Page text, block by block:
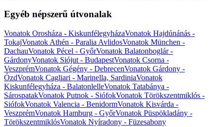
Egyéb népszerű útvonalak
Vonatok Orosháza - KiskunfélegyházaVonatok Hajdúnánás -
TokajVonatok Athén - Paralia AvlidosVonatok München -
DachauVonatok Pécel - GyőrVonatok Balatonboglár -
GárdonyVonatok Siójut - BudapestVonatok Csorna -
VeszprémVonatok Gégény - DebrecenVonatok Gárdony -
ÓzdVonatok Cagliari - Marinella, SardiniaVonatok
Kiskunfélegyháza - BalatonlelleVonatok Tatabánya -
SárospatakVonatok Putnok - SiófokVonatok Törökszentmiklós -
SiófokVonatok Valencia - BenidormVonatok Kisvárda -
VeszprémVonatok Hamburg - GyőrVonatok Püspökladány -
TörökszentmiklósVonatok Nyíradony - Füzesabony